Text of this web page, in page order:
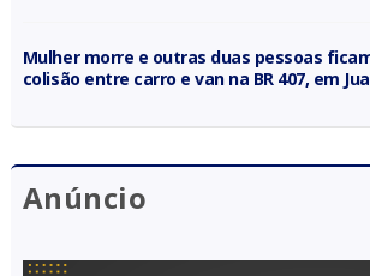
Mulher morre e outras duas pessoas
colisão entre carro e van na BR 407, em
Anúncio